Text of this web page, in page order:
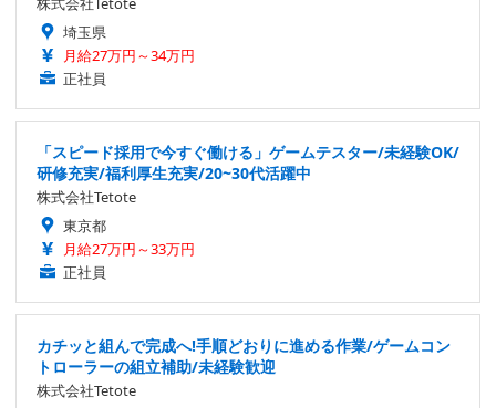
埼玉県
月給27万円～34万円
正社員
「スピード採用で今すぐ働ける」ゲームテスター/未経験OK/
研修充実/福利厚生充実/20~30代活躍中
株式会社Tetote
東京都
月給27万円～33万円
正社員
カチッと組んで完成へ!手順どおりに進める作業/ゲームコン
トローラーの組立補助/未経験歓迎
株式会社Tetote